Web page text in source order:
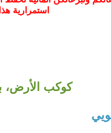
استمرارية
كوكب الأرض،